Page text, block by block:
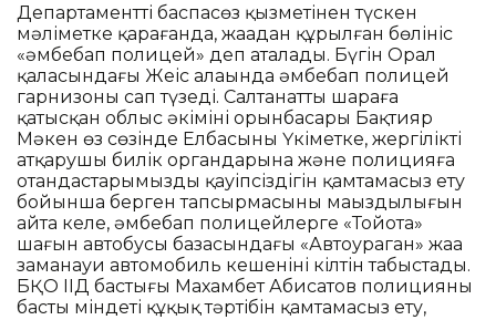
Департаменттің баспасөз қызметінен түскен
мәліметке қарағанда, жаңадан құрылған бөлініс
«әмбебап полицей» деп аталады. Бүгін Орал
қаласындағы Жеңіс алаңында әмбебап полицей
гарнизоны сап түзеді. Салтанатты шараға
қатысқан облыс әкімінің орынбасары Бақтияр
Мәкен өз сөзінде Елбасының Үкіметке, жергілікті
атқарушы билік органдарына және полицияға
отандастарымыздың қауіпсіздігін қамтамасыз ету
бойынша берген тапсырмасының маңыздылығын
айта келе, әмбебап полицейлерге «Тойота»
шағын автобусы базасындағы «Автоураган» жаңа
заманауи автомобиль кешенінің кілтін табыстады.
БҚО ІІД бастығы Махамбет Абисатов полицияның
басты міндеті құқық тәртібін қамтамасыз ету,